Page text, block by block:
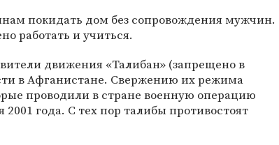
покидать дом без сопровождения мужчин.
работать и учиться.
движения «Талибан» (запрещено в
в Афганистане. Свержению их режима
проводили в стране военную операцию
2001 года. С тех пор талибы противостоят